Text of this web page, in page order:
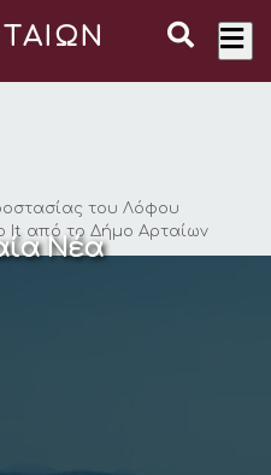
του Λόφου
It από το Δήμο Αρταίων
Νέα